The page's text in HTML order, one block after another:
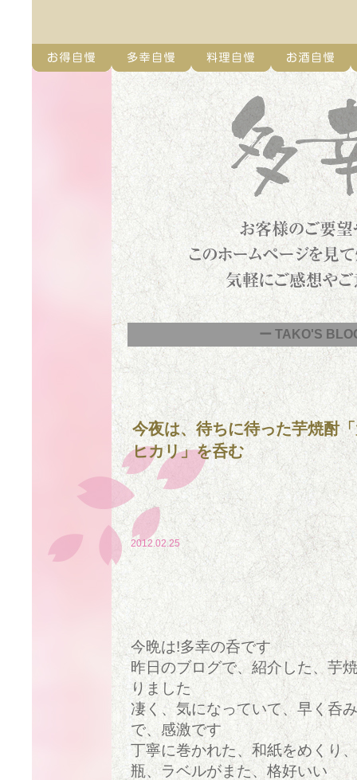
ー TAKO'S
今夜は、待ちに待った芋焼酎
ヒカリ」を呑む
2012.02.25
今晩は!多幸の呑です
昨日のブログで、紹介した、芋
りました
凄く、気になっていて、早く呑
で、感激です
丁寧に巻かれた、和紙をめくり
瓶、ラベルがまた、格好いい